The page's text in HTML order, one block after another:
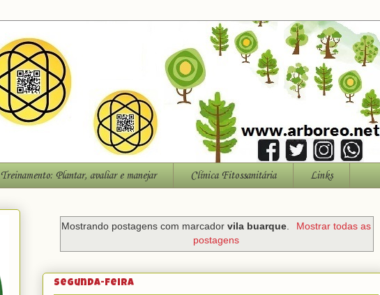
Treinamento: Plantar, avaliar e manejar Clínica Fitossanitária Links
Mostrando postagens com marcadorvila buarque.
Mostrar todas as
postagens
segunda-feira